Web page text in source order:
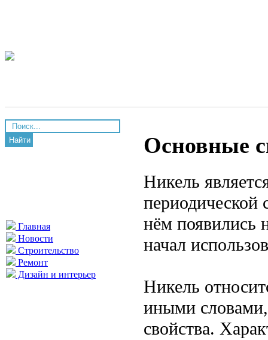
Найти
Главная
Новости
Строительство
Ремонт
Дизайн и интерьер
Основные
Никель
периодической
нём появились
начал
Никель
иными
свойства.